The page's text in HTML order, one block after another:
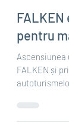
Jul 18, 2022 1
FALKEN
pentru
Ascensiunea
FALKEN și